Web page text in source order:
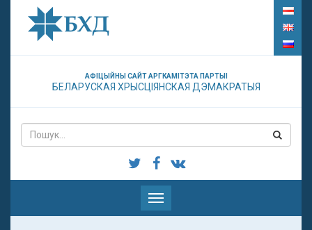
АФІЦЫЙНЫ САЙТ АРГКАМІТЭТА ПАРТЫІ
БЕЛАРУСКАЯ ХРЫСЦІЯНСКАЯ ДЭМАКРАТЫЯ
Паказаць
меню